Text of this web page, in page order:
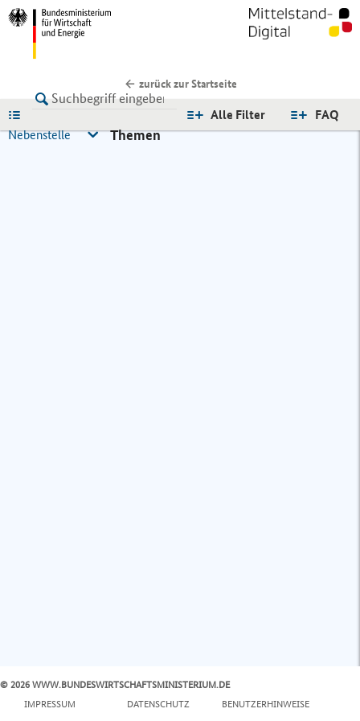
zurück zur Startseite
FAQ
Alle Filter
Nebenstelle
Themen
© 2026 WWW.BUNDESWIRTSCHAFTSMINISTERIUM.DE
IMPRESSUM
DATENSCHUTZ BENUTZERHINWEISE